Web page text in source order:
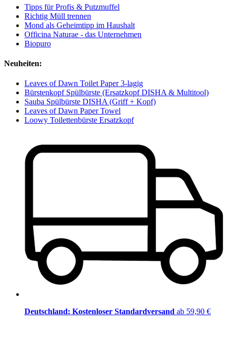
Tipps für Profis & Putzmuffel
Richtig Müll trennen
Mond als Geheimtipp im Haushalt
Officina Naturae - das Unternehmen
Biopuro
Neuheiten:
Leaves of Dawn Toilet Paper 3-lagig
Bürstenkopf Spülbürste (Ersatzkopf DISHA & Multitool)
Sauba Spülbürste DISHA (Griff + Kopf)
Leaves of Dawn Paper Towel
Loowy Toilettenbürste Ersatzkopf
Deutschland: Kostenloser Standardversand ab 59,90 €